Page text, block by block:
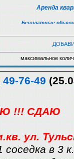
Аренда
Бесплатные
максимальное
76-49
!!! СДАЮ
ул.
в 3